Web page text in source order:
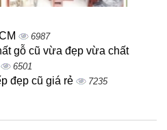
6987
gỗ cũ vừa đẹp vừa chất
6501
đẹp cũ giá rẻ 7235